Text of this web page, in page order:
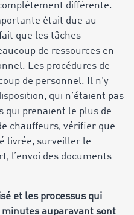
différente.
était due au
que les tâches
de ressources en
Les procédures de
de personnel. Il n’y
qui n’étaient pas
qui prenaient le plus de
chauffeurs, vérifier que
livrée, surveiller le
l’envoi des documents
et les processus qui
auparavant sont